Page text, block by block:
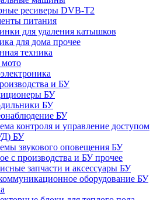
ресиверы DVB-T2
питания
для удаления катышков
для дома прочее
техника
мото
и БУ
БУ
БУ
БУ
контроля и управление доступом
БУ
звукового оповещения БУ
с производства и БУ прочее
запчасти и аксессуары БУ
оборудование БУ